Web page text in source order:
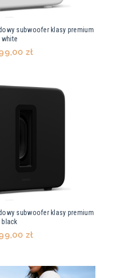
subwoofer klasy premium
white
zł
subwoofer klasy premium
black
zł